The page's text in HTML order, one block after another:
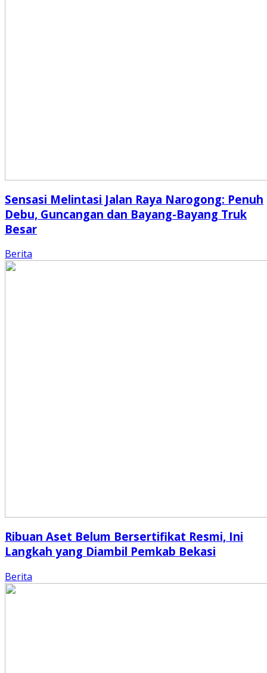
Sensasi Melintasi Jalan Raya Narogong: Penuh
Debu, Guncangan dan Bayang-Bayang Truk
Besar
Berita
Ribuan Aset Belum Bersertifikat Resmi, Ini
Langkah yang Diambil Pemkab Bekasi
Berita